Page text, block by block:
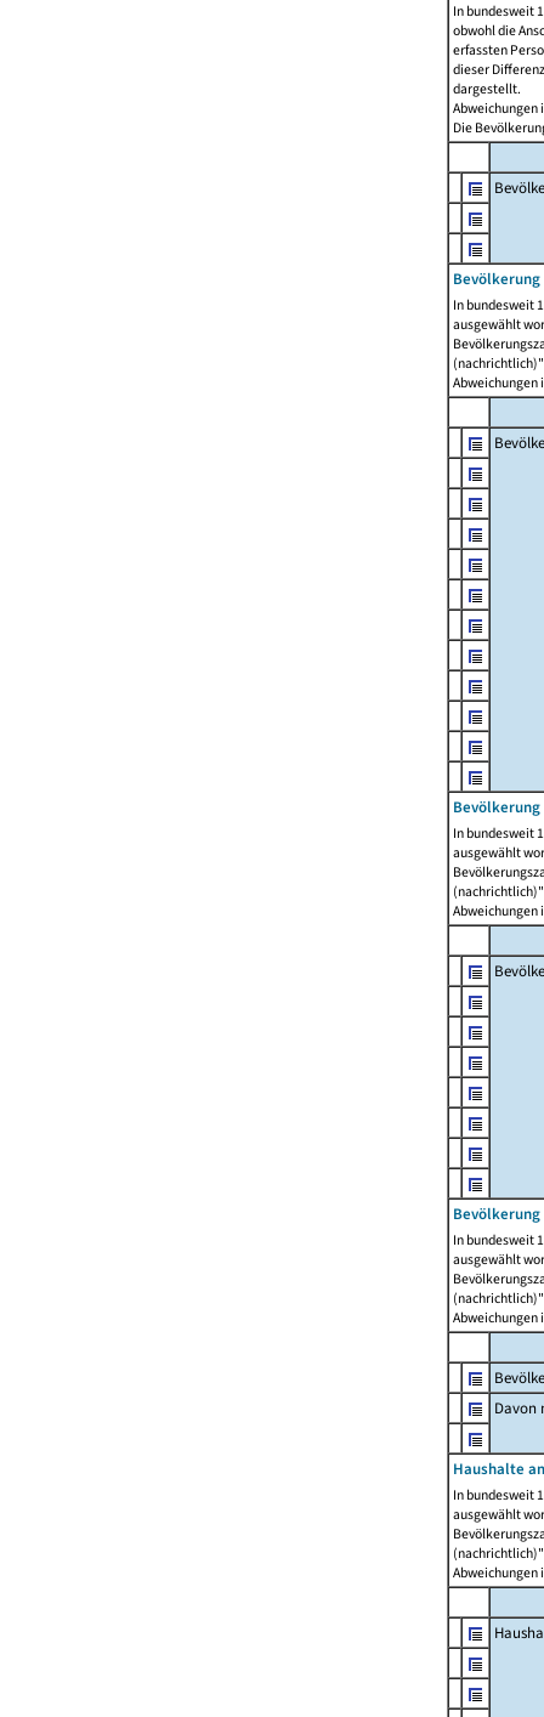
In bundesweit
obwohl die
erfassten
dieser
dargestellt.
Abweichungen
Die
In bundesweit
ausgewählt
Abweichungen
In bundesweit
ausgewählt
Abweichungen
In bundesweit
ausgewählt
Abweichungen
Davon
Haushalte
In bundesweit
ausgewählt
Abweichungen